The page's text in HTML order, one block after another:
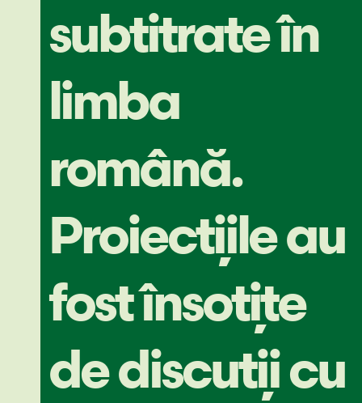
subtitrate în
limba
română.
Proiecțiile au
fost însoțite
de discuții cu